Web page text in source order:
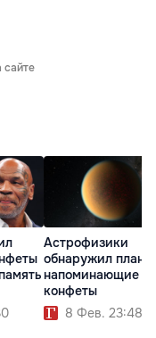
сайте
Астрофизики
обнаружил
напоминающие
конфеты
8 Фев. 23:48